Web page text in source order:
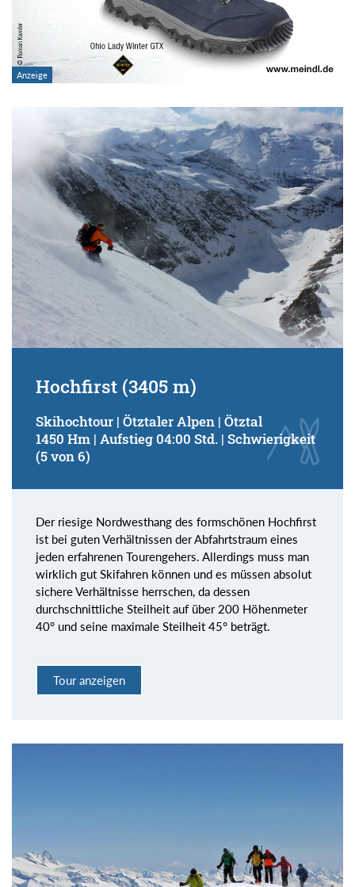
Hochfirst (3405 m)
Skihochtour | Ötztaler Alpen | Ötztal
1450 Hm | Aufstieg 04:00 Std. | Schwierigkeit
(5 von 6)
Der riesige Nordwesthang des formschönen Hochfirst
ist bei guten Verhältnissen der Abfahrtstraum eines
jeden erfahrenen Tourengehers. Allerdings muss man
wirklich gut Skifahren können und es müssen absolut
sichere Verhältnisse herrschen, da dessen
durchschnittliche Steilheit auf über 200 Höhenmeter
40° und seine maximale Steilheit 45° beträgt.
Tour anzeigen